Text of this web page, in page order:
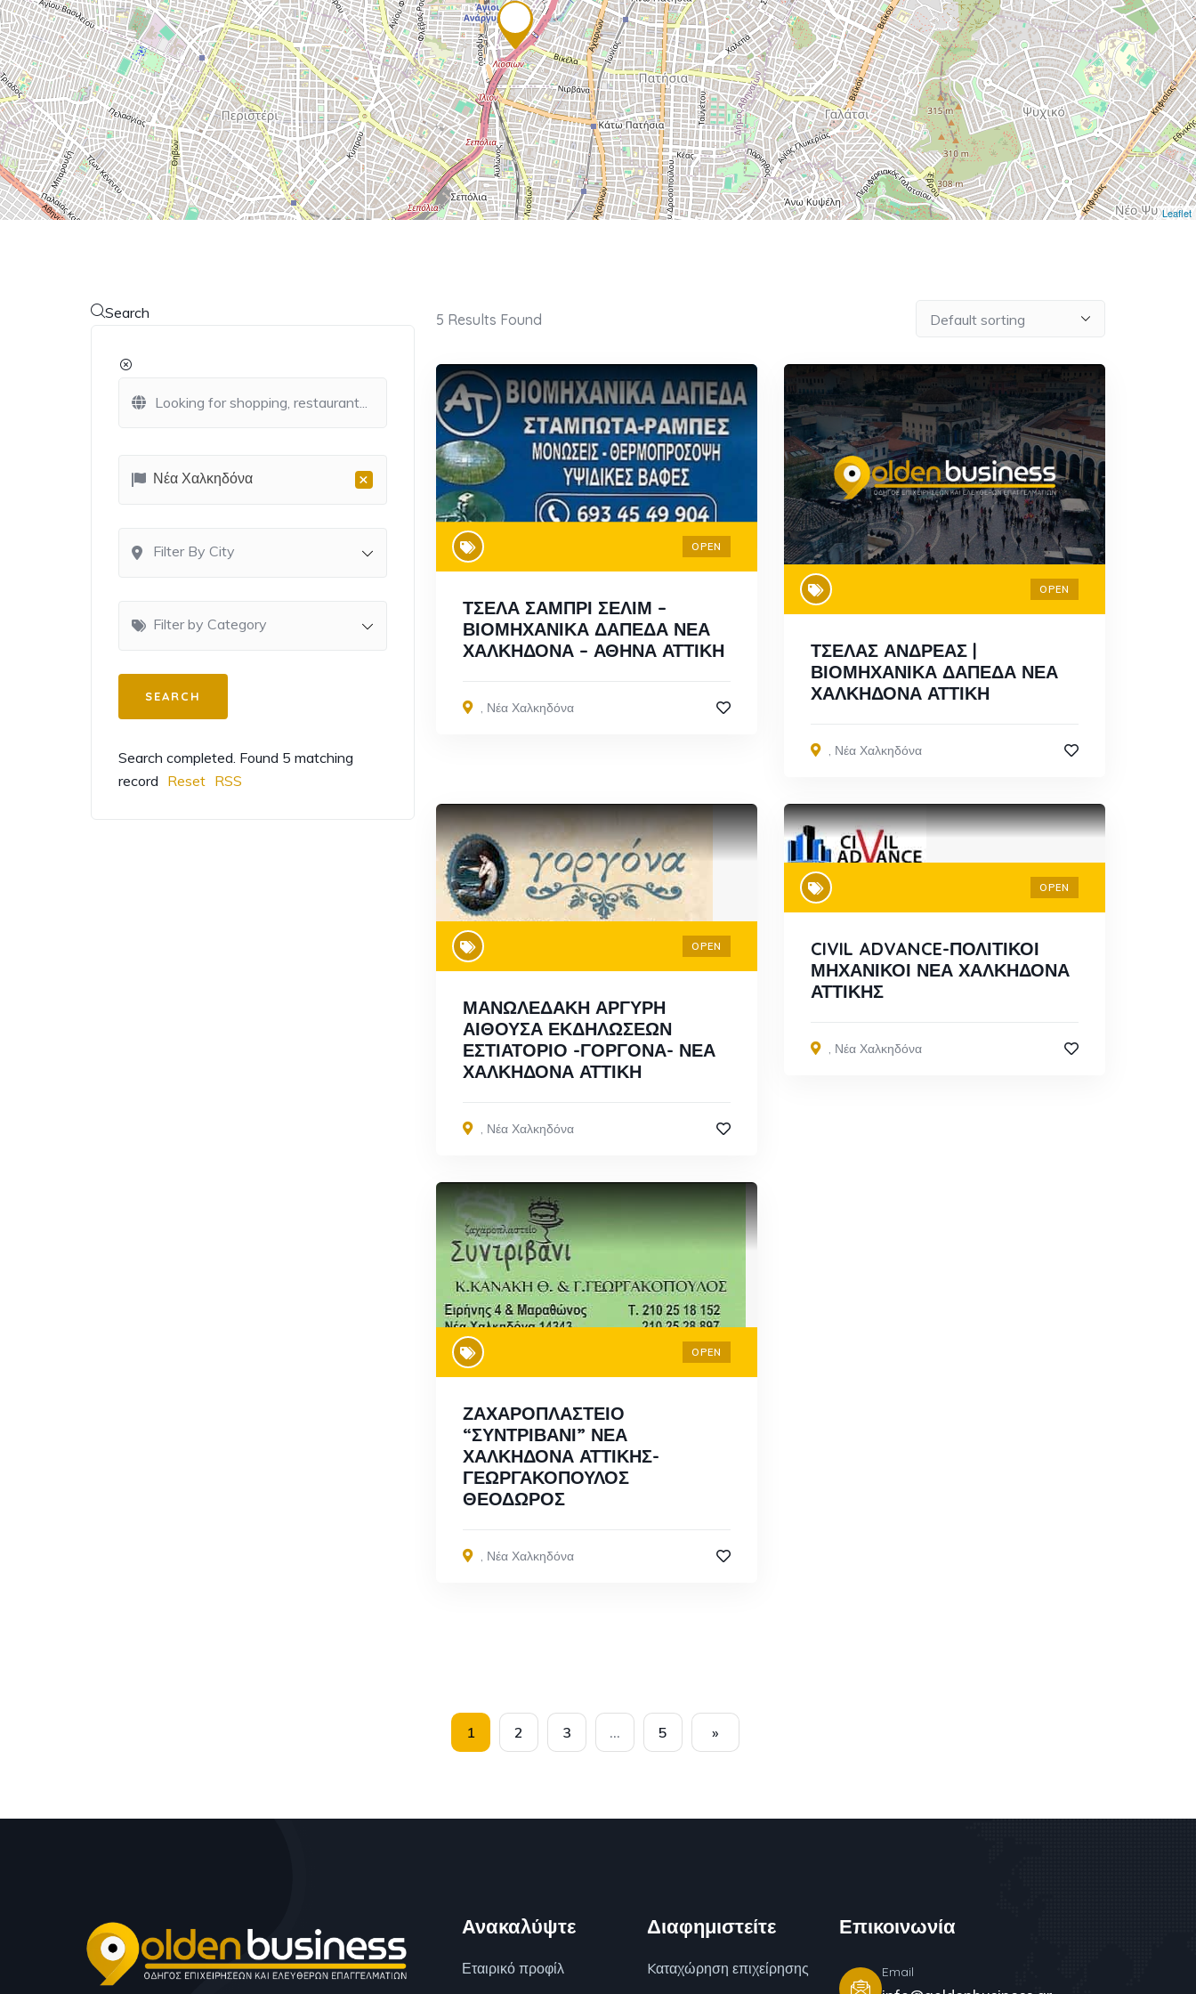
Leaflet
Search
×
Νέα Χαλκηδόνα
Filter By City
Filter by Category
Search completed. Found 5 matching
record Reset RSS
5 Results Found
OPEN
ΤΣΕΛΑ ΣΑΜΠΡΙ ΣΕΛΙΜ –
ΒΙΟΜΗΧΑΝΙΚΑ ΔΑΠΕΔΑ ΝΕΑ
ΧΑΛΚΗΔΟΝΑ – ΑΘΗΝΑ ΑΤΤΙΚΗ
, Νέα Χαλκηδόνα
OPEN
ΤΣΕΛΑΣ ΑΝΔΡΕΑΣ |
ΒΙΟΜΗΧΑΝΙΚΑ ΔΑΠΕΔΑ ΝΕΑ
ΧΑΛΚΗΔΟΝΑ ΑΤΤΙΚΗ
, Νέα Χαλκηδόνα
OPEN
ΜΑΝΩΛΕΔΑΚΗ ΑΡΓΥΡΗ
ΑΙΘΟΥΣΑ ΕΚΔΗΛΩΣΕΩΝ
ΕΣΤΙΑΤΟΡΙΟ -ΓΟΡΓΟΝΑ- ΝΕΑ
ΧΑΛΚΗΔΟΝΑ ΑΤΤΙΚΗ
, Νέα Χαλκηδόνα
OPEN
CIVIL ADVANCE-ΠΟΛΙΤΙΚΟΙ
ΜΗΧΑΝΙΚΟΙ ΝΕΑ ΧΑΛΚΗΔΟΝΑ
ΑΤΤΙΚΗΣ
, Νέα Χαλκηδόνα
OPEN
ΖΑΧΑΡΟΠΛΑΣΤΕΙΟ
“ΣΥΝΤΡΙΒΑΝΙ” ΝΕΑ
ΧΑΛΚΗΔΟΝΑ ΑΤΤΙΚΗΣ-
ΓΕΩΡΓΑΚΟΠΟΥΛΟΣ
ΘΕΟΔΩΡΟΣ
, Νέα Χαλκηδόνα
1 2 3 … 5 »
Ανακαλύψτε
Εταιρικό προφίλ
Διαφημιστείτε
Kαταχώρηση επιχείρησης
Επικοινωνία
Email